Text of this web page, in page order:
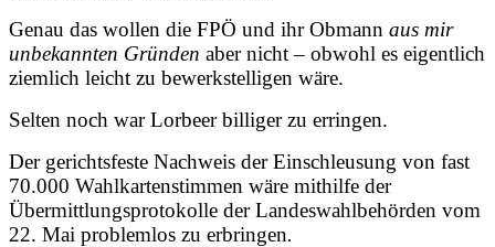
Genau das wollen die FPÖ und ihr Obmann aus mir
unbekannten Gründen aber nicht – obwohl es eigentlich
ziemlich leicht zu bewerkstelligen wäre.
Selten noch war Lorbeer billiger zu erringen.
Der gerichtsfeste Nachweis der Einschleusung von fast
70.000 Wahlkartenstimmen wäre mithilfe der
Übermittlungsprotokolle der Landeswahlbehörden vom
22. Mai problemlos zu erbringen.